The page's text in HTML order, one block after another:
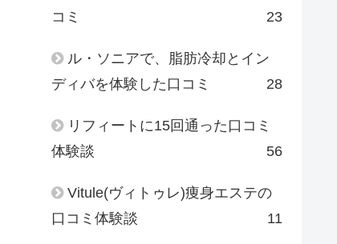
コミ
23
ル・ソニアで、脂肪冷却とイン
ディバを体験した口コミ
28
リフィートに15回通った口コミ
体験談
56
Vitule(ヴィトゥレ)痩身エステの
口コミ体験談
11